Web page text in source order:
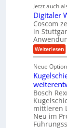
e
b
e
f
ü
r
r
a
u
e
U
g
e
g
s
e
i
n
g
a
n
g
i
g
e
r
S
t
l
l
e
n
t
r
i
e
b
e
f
ü
p
r
ä
z
i
s
e
u
ä
z
i
s
i
o
n
f
r
A
u
t
o
o
t
i
Jetzt auch
Digitaler
Coscom
in
Weiterlesen:
g
i
t
a
l
e
r
e
Neue
Bosch
mittleren
Neu im